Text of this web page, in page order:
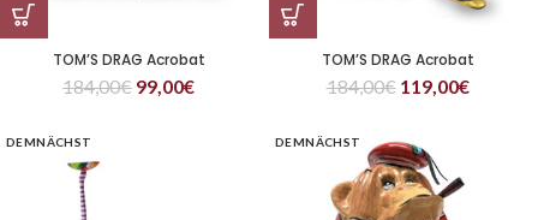
TOM’S DRAG Acrobat
184,00€ 99,00€
TOM’S DRAG Acrobat
184,00€ 119,00€
DEMNÄCHST DEMNÄCHST